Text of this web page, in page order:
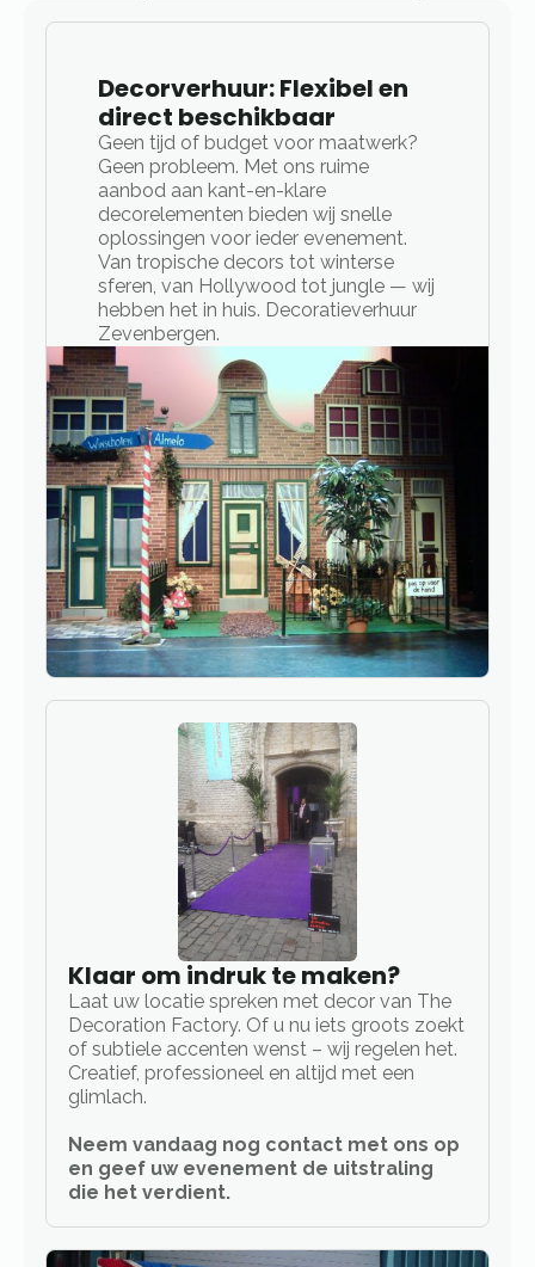
Decorverhuur: Flexibel en
direct beschikbaar
Geen tijd of budget voor maatwerk?
Geen probleem. Met ons ruime
aanbod aan kant-en-klare
decorelementen bieden wij snelle
oplossingen voor ieder evenement.
Van tropische decors tot winterse
sferen, van Hollywood tot jungle — wij
hebben het in huis. Decoratieverhuur
Zevenbergen.
Klaar om indruk te maken?
Laat uw locatie spreken met decor van The
Decoration Factory. Of u nu iets groots zoekt
of subtiele accenten wenst – wij regelen het.
Creatief, professioneel en altijd met een
glimlach.
Neem vandaag nog contact met ons op
en geef uw evenement de uitstraling
die het verdient.